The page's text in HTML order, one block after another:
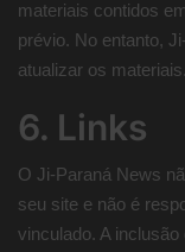
materiais contidos
prévio. No entanto,
atualizar os materiais.
6. Links
O Ji-Paraná News
seu site e não é
vinculado. A